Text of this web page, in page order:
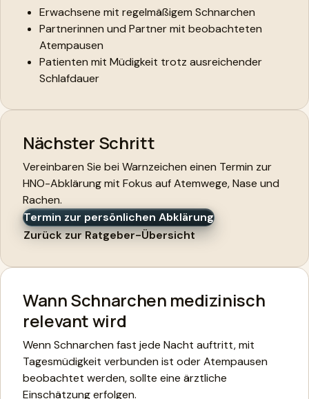
Erwachsene mit regelmäßigem Schnarchen
Partnerinnen und Partner mit beobachteten
Atempausen
Patienten mit Müdigkeit trotz ausreichender
Schlafdauer
Nächster Schritt
Vereinbaren Sie bei Warnzeichen einen Termin zur
HNO-Abklärung mit Fokus auf Atemwege, Nase und
Rachen.
Termin zur persönlichen Abklärung
Zurück zur Ratgeber-Übersicht
Wann Schnarchen medizinisch
relevant wird
Wenn Schnarchen fast jede Nacht auftritt, mit
Tagesmüdigkeit verbunden ist oder Atempausen
beobachtet werden, sollte eine ärztliche
Einschätzung erfolgen.